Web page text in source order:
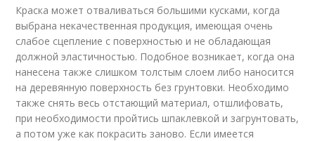
Краска может отваливаться большими кусками, когда
выбрана некачественная продукция, имеющая очень
слабое сцепление с поверхностью и не обладающая
должной эластичностью. Подобное возникает, когда она
нанесена также слишком толстым слоем либо наносится
на деревянную поверхность без грунтовки. Необходимо
также снять весь отстающий материал, отшлифовать,
при необходимости пройтись шпаклевкой и загрунтовать,
а потом уже как покрасить заново. Если имеется